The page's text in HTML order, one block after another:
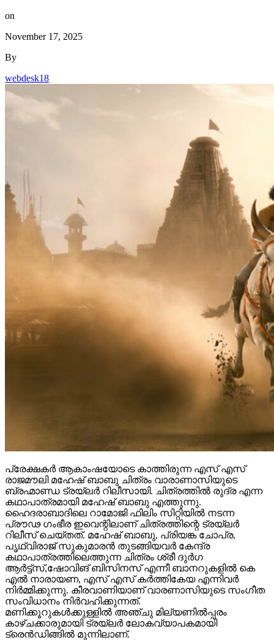
on
November 17, 2025
By
webdesk18
പ്രേക്ഷകർ ആകാംഷയോടെ കാത്തിരുന്ന എസ് എസ്
രാജമൗലി മഹേഷ് ബാബു ചിത്രം വാരാണാസിയുടെ
ബ്രഹ്മാണ്ഡ ട്രയ്ലർ റിലീസായി. ചിത്രത്തിൽ രുദ്ര എന്ന
കഥാപാത്രമായി മഹേഷ് ബാബു എത്തുന്നു.
ഹൈദരാബാദിലെ റാമോജി ഫിലിം സിറ്റിയിൽ നടന്ന
പ്രൗഢ ഗംഭീര ഇവെന്റിലാണ് ചിത്രത്തിന്റെ ട്രയ്ലർ
റിലീസ് ചെയ്തത്. മഹേഷ് ബാബു, പ്രിയങ്ക ചോപ്ര,
പൃഥ്വിരാജ് സുകുമാരൻ തുടങ്ങിയവർ കേന്ദ്ര
കഥാപാത്രത്തിലെത്തുന്ന ചിത്രം ശ്രീ ദുർഗ
ആർട്ട്സ്,ഷോവിങ് ബിസിനസ് എന്നീ ബാനറുകളിൽ കെ
എൽ നാരായണ, എസ് എസ് കർത്തികേയ എന്നിവർ
നിർമ്മിക്കുന്നു. കീരവാണിയാണ് വാരണാസിയുടെ സംഗീത
സംവിധാനം നിർവഹിക്കുന്നത്.
മണിക്കൂറുകൾക്കുള്ളിൽ അഞ്ചു മില്യണിൽപ്പരം
കാഴ്ചക്കാരുമായി ട്രയ്ലർ ലോകവ്യാപകമായി
ട്രെൻഡിങ്ങിൽ മുന്നിലാണ്.